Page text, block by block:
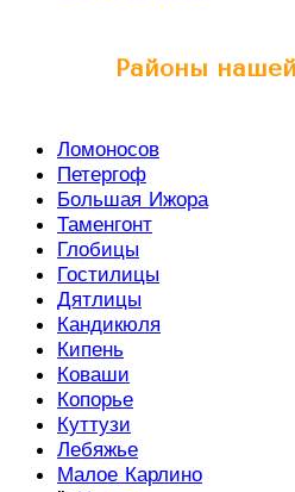
Районы
Ломоносов
Петергоф
Большая Ижора
Таменгонт
Глобицы
Гостилицы
Дятлицы
Кандикюля
Кипень
Коваши
Копорье
Куттузи
Лебяжье
Малое Карлино